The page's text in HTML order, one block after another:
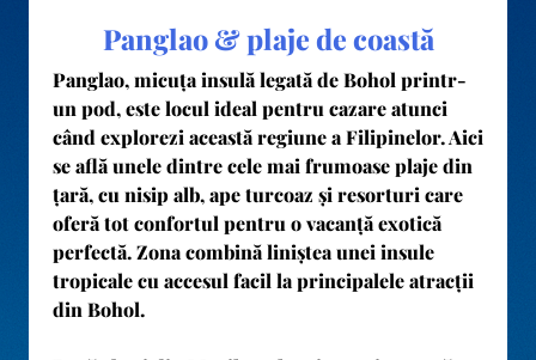
Panglao & plaje de coastă
Panglao, micuța insulă legată de Bohol printr-
un pod, este locul ideal pentru cazare atunci
când explorezi această regiune a Filipinelor. Aici
se află unele dintre cele mai frumoase plaje din
țară, cu nisip alb, ape turcoaz și resorturi care
oferă tot confortul pentru o vacanță exotică
perfectă. Zona combină liniștea unei insule
tropicale cu accesul facil la principalele atracții
din Bohol.